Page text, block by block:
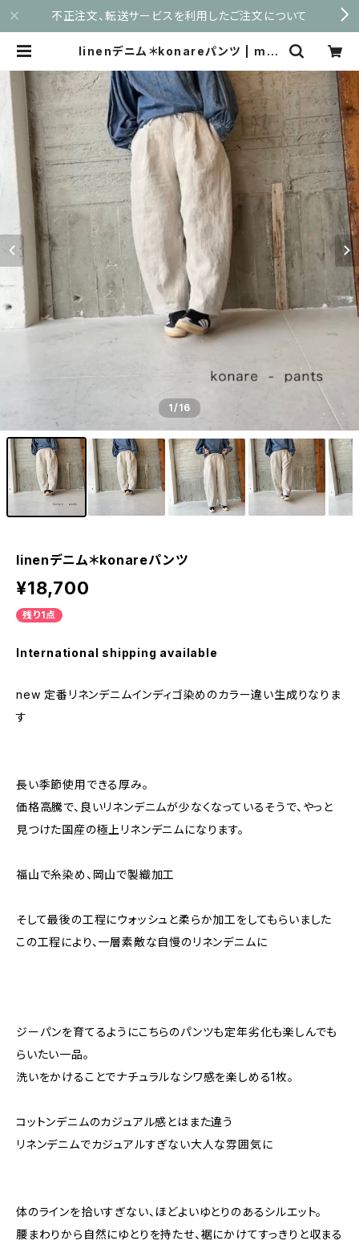
不正注文、転送サービスを利用したご注文について
linenデニム＊konareパンツ | mar
1/16
linenデニム＊konareパンツ
¥18,700
残り1点
International shipping available
new 定番リネンデニムインディゴ染めのカラー違い生成りなりま
す
長い季節使用できる厚み。
価格高騰で、良いリネンデニムが少なくなっているそうで、やっと
見つけた国産の極上リネンデニムになります。
福山で糸染め、岡山で製織加工
そして最後の工程にウォッシュと柔らか加工をしてもらいました
この工程により、一層素敵な自慢のリネンデニムに
ジーパンを育てるようにこちらのパンツも定年劣化も楽しんでも
らいたい一品。
洗いをかけることでナチュラルなシワ感を楽しめる1枚。
コットンデニムのカジュアル感とはまた違う
リネンデニムでカジュアルすぎない大人な雰囲気に
体のラインを拾いすぎない、ほどよいゆとりのあるシルエット。
腰まわりから自然にゆとりを持たせ、裾にかけてすっきりと収まる